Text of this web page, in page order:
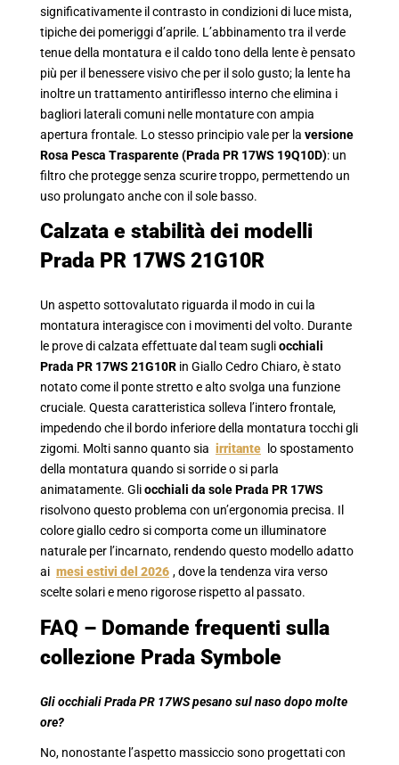
significativamente il contrasto in condizioni di luce mista,
tipiche dei pomeriggi d’aprile. L’abbinamento tra il verde
tenue della montatura e il caldo tono della lente è pensato
più per il benessere visivo che per il solo gusto; la lente ha
inoltre un trattamento antiriflesso interno che elimina i
bagliori laterali comuni nelle montature con ampia
apertura frontale. Lo stesso principio vale per la versione
Rosa Pesca Trasparente (Prada PR 17WS 19Q10D): un
filtro che protegge senza scurire troppo, permettendo un
uso prolungato anche con il sole basso.
Calzata e stabilità dei modelli
Prada PR 17WS 21G10R
Un aspetto sottovalutato riguarda il modo in cui la
montatura interagisce con i movimenti del volto. Durante
le prove di calzata effettuate dal team sugliocchiali
Prada PR 17WS 21G10R in Giallo Cedro Chiaro, è stato
notato come il ponte stretto e alto svolga una funzione
cruciale. Questa caratteristica solleva l’intero frontale,
impedendo che il bordo inferiore della montatura tocchi gli
zigomi. Molti sanno quanto sia irritante lo spostamento
della montatura quando si sorride o si parla
animatamente. Gliocchiali da sole Prada PR 17WS
risolvono questo problema con un’ergonomia precisa. Il
colore giallo cedro si comporta come un illuminatore
naturale per l’incarnato, rendendo questo modello adatto
ai mesi estivi del 2026 , dove la tendenza vira verso
scelte solari e meno rigorose rispetto al passato.
FAQ – Domande frequenti sulla
collezione Prada Symbole
Gli occhiali Prada PR 17WS pesano sul naso dopo molte
ore?
No, nonostante l’aspetto massiccio sono progettati con